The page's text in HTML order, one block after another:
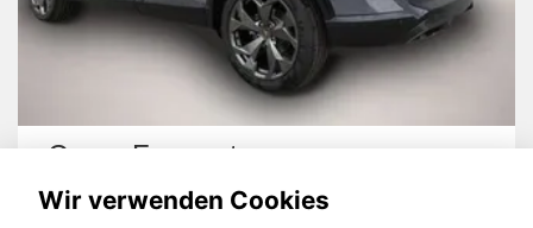
Cupra Formentor
Wir verwenden Cookies